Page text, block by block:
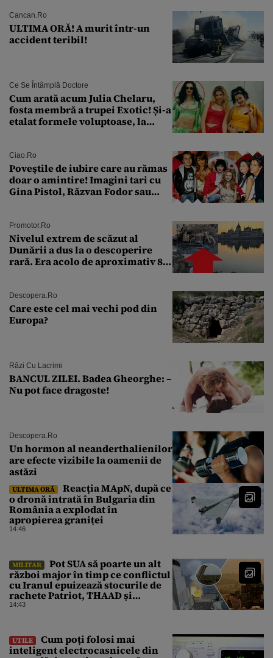
Cancan.ro
ULTIMA ORĂ! A murit într-un
accident teribil!
Ce Se Întâmplă Doctore
Cum arată acum Julia Chelaru,
fosta membră a trupei Exotic! Și-a
etalat formele voluptoase, la
Ciao.ro
Poveştile de iubire care au rămas
doar o amintire! Imagini tari cu
Gina Pistol, Răzvan Fodor sau
Promotor.ro
Nivelul extrem de scăzut al
Dunării a dus la o descoperire
rară. Era acolo de aproximativ 80
Descopera.ro
Care este cel mai vechi pod din
Europa?
Râzi Cu Lacrimi
BANCUL ZILEI. Badea Gheorghe: –
Nu pot face dragoste!
Descopera.ro
Un hormon al neanderthalienilor
are efecte vizibile la oamenii de
astăzi
ULTIMA ORĂ
Reacția MApN, după ce
o dronă intrată în Bulgaria din
România a explodat în
apropierea graniței
14:46
MILITAR
Pot SUA să poarte un alt
război major în timp ce conflictul
cu Iranul epuizează stocurile de
rachete Patriot, THAAD și
Tomahawk?
14:43
UTILE
Cum poți folosi mai
inteligent electrocasnicele din